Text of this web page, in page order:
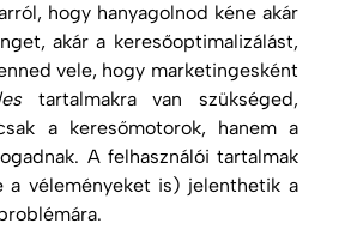
hogy hanyagolnod kéne akár
akár a keresőoptimalizálást,
vele, hogy marketingesként
tartalmakra van szükséged,
a keresőmotorok, hanem a
A felhasználói tartalmak
a véleményeket is) jelenthetik a